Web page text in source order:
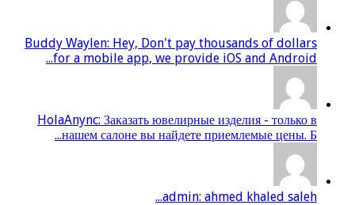
Buddy Waylen: Hey, Don't pay thousands of dollars
for a mobile app, we provide iOS and Android...
HolaAnync: Заказать ювелирные изделия - только в
нашем салоне вы найдете приемлемые цены. Б...
admin: ahmed khaled saleh...